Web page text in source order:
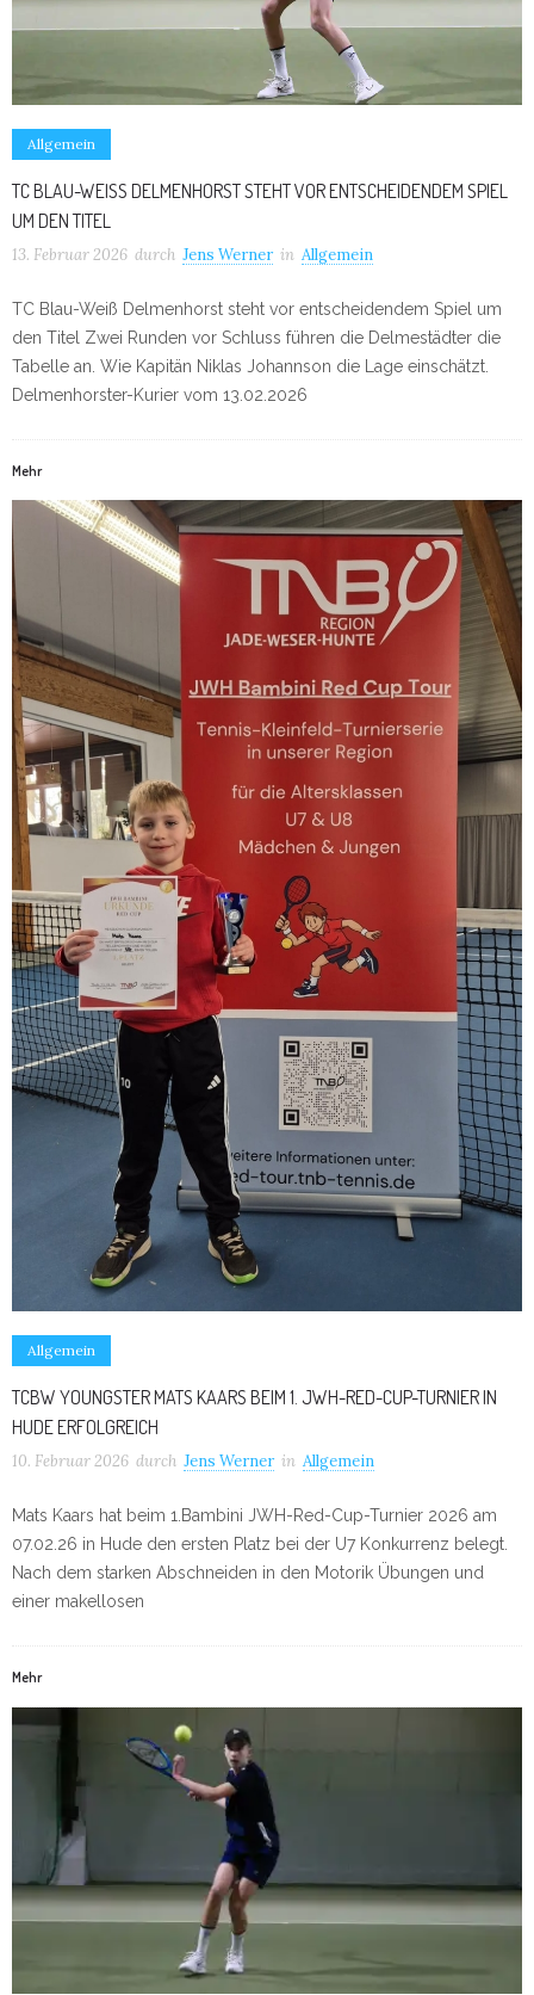
Allgemein
TC BLAU-WEISS DELMENHORST STEHT VOR ENTSCHEIDENDEM SPIEL U
M DEN TITEL
13. Februar 2026 durch Jens Werner in Allgemein
TC Blau-Weiß Delmenhorst steht vor entscheidendem Spiel um
den Titel Zwei Runden vor Schluss führen die Delmestädter die
Tabelle an. Wie Kapitän Niklas Johannson die Lage einschätzt.
Delmenhorster-Kurier vom 13.02.2026
Mehr
Allgemein
TCBW YOUNGSTER MATS KAARS BEIM 1. JWH-RED-CUP-TURNIER IN
HUDE ERFOLGREICH
10. Februar 2026 durch Jens Werner in Allgemein
Mats Kaars hat beim 1.Bambini JWH-Red-Cup-Turnier 2026 am
07.02.26 in Hude den ersten Platz bei der U7 Konkurrenz belegt.
Nach dem starken Abschneiden in den Motorik Übungen und
einer makellosen
Mehr